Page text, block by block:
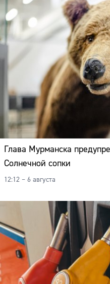
Глава Мурманска
Солнечной сопки
12:12 – 6 августа